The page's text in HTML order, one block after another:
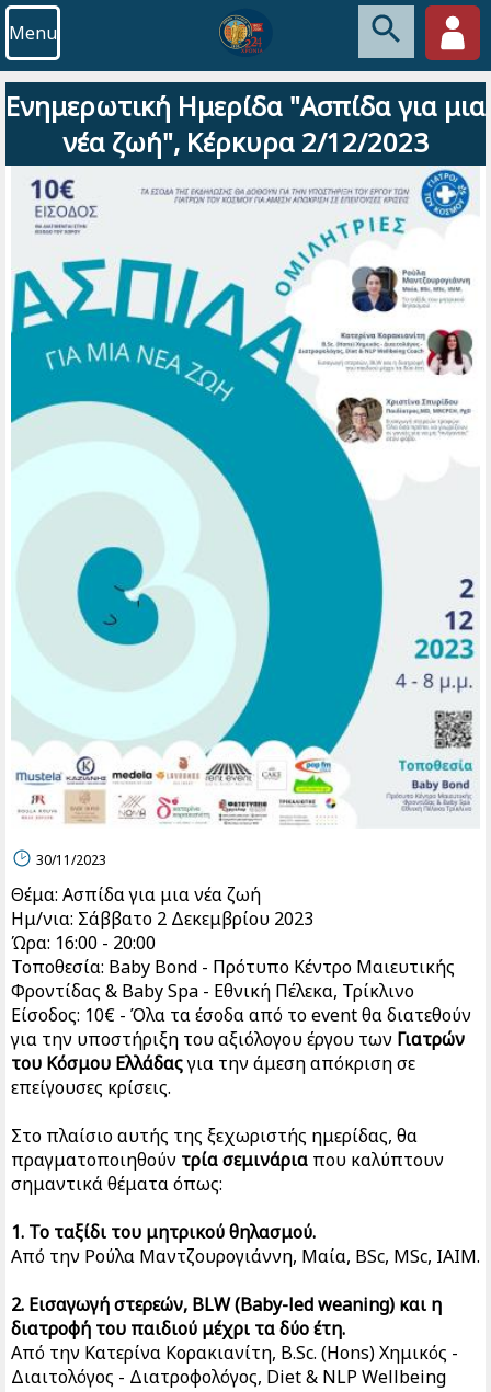
Menu
Ενημερωτική Ημερίδα "Ασπίδα για μια
νέα ζωή", Κέρκυρα 2/12/2023
30/11/2023
Θέμα: Ασπίδα για μια νέα ζωή
Ημ/νια: Σάββατο 2 Δεκεμβρίου 2023
Ώρα: 16:00 - 20:00
Τοποθεσία: Baby Bond - Πρότυπο Κέντρο Μαιευτικής
Φροντίδας & Baby Spa - Εθνική Πέλεκα, Τρίκλινο
Είσοδος: 10€ - Όλα τα έσοδα από το event θα διατεθούν
για την υποστήριξη του αξιόλογου έργου των Γιατρών
του Κόσμου Ελλάδαςγια την άμεση απόκριση σε
επείγουσες κρίσεις.
Στο πλαίσιο αυτής της ξεχωριστής ημερίδας, θα
πραγματοποιηθούν τρία σεμινάρια που καλύπτουν
σημαντικά θέματα όπως:
1. Το ταξίδι του μητρικού θηλασμού.
Από την Ρούλα Μαντζουρογιάννη, Μαία, BSc, MSc, IAIM.
2. Εισαγωγή στερεών, BLW (Baby-led weaning) και η
διατροφή του παιδιού μέχρι τα δύο έτη.
Από την Κατερίνα Κορακιανίτη, B.Sc. (Hons) Χημικός -
Διαιτολόγος - Διατροφολόγος, Diet & NLP Wellbeing